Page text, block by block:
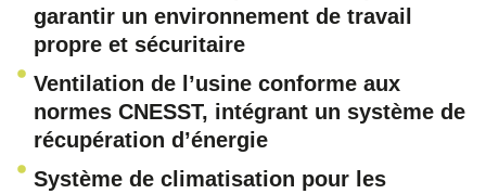
garantir un environnement de travail
propre et sécuritaire
Ventilation de l’usine conforme aux
normes CNESST, intégrant un système de
récupération d’énergie
Système de climatisation pour les